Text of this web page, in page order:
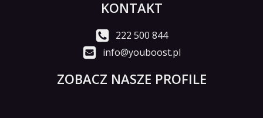
KONTAKT
222 500 844
info@youboost.pl
ZOBACZ NASZE PROFILE